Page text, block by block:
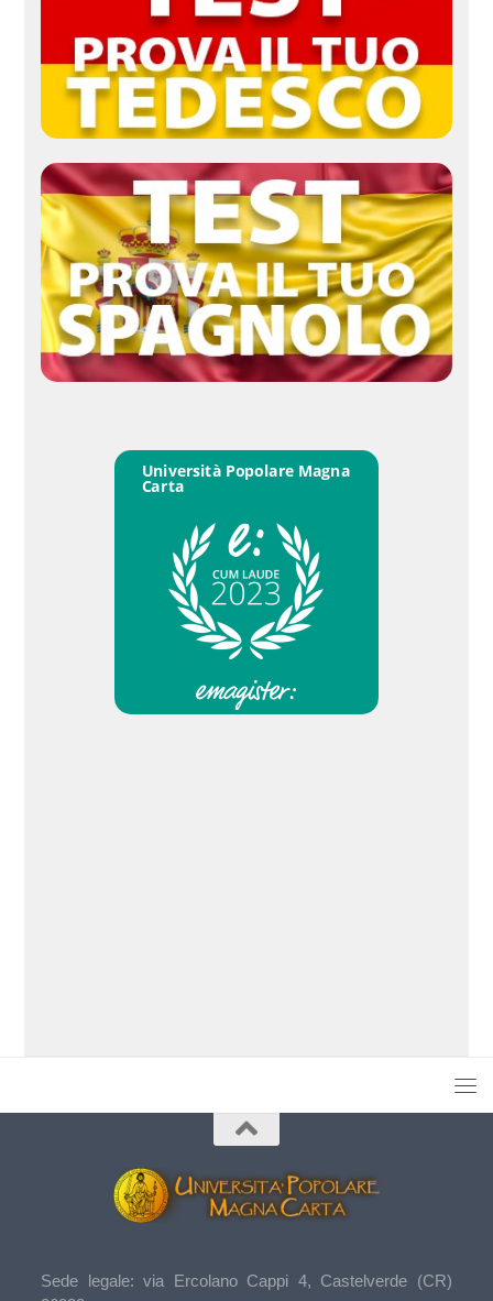
Sede legale: via Ercolano Cappi 4, Castelverde (CR)